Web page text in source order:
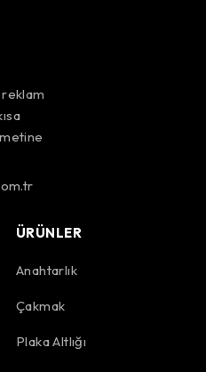
ÜRÜNLER
Anahtarlık
Çakmak
Plaka Altlığı